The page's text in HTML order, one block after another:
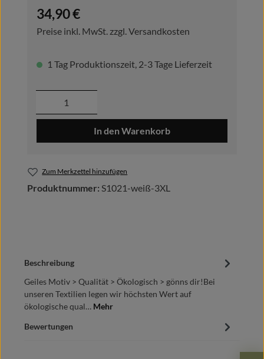
Regulärer Preis:
34,90 €
Preise inkl. MwSt. zzgl. Versandkosten
1 Tag Produktionszeit, 2-3 Tage Lieferzeit
Produkt Anzahl: Gib den gewünschten
In den Warenkorb
Zum Merkzettel hinzufügen
Produktnummer: S1021-weiß-3XL
Beschreibung
Geiles Motiv > Qualität > Ökologisch > gönns dir!Bei
unseren Textilien legen wir höchsten Wert auf
ökologische qual… Mehr
Bewertungen